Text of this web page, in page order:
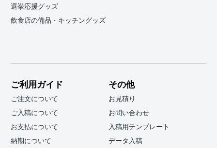
選挙応援グッズ
飲食店の備品・キッチングッズ
ご利用ガイド
ご注文について
ご入稿について
お支払について
納期について
その他
お見積り
お問い合わせ
入稿用テンプレート
データ入稿